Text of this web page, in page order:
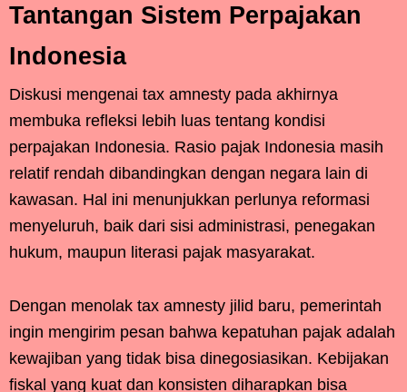
Tantangan Sistem Perpajakan
Indonesia
Diskusi mengenai tax amnesty pada akhirnya
membuka refleksi lebih luas tentang kondisi
perpajakan Indonesia. Rasio pajak Indonesia masih
relatif rendah dibandingkan dengan negara lain di
kawasan. Hal ini menunjukkan perlunya reformasi
menyeluruh, baik dari sisi administrasi, penegakan
hukum, maupun literasi pajak masyarakat.
Dengan menolak tax amnesty jilid baru, pemerintah
ingin mengirim pesan bahwa kepatuhan pajak adalah
kewajiban yang tidak bisa dinegosiasikan. Kebijakan
fiskal yang kuat dan konsisten diharapkan bisa